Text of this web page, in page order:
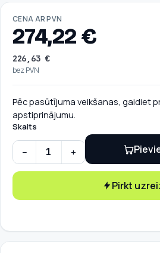
CENA AR PVN
274,22 €
226,63 €
bez PVN
Pēc pasūtījuma veikšanas, gaidiet
apstiprinājumu.
Skaits
Zemsprieguma maiņstrāvas
− +
Pirkt